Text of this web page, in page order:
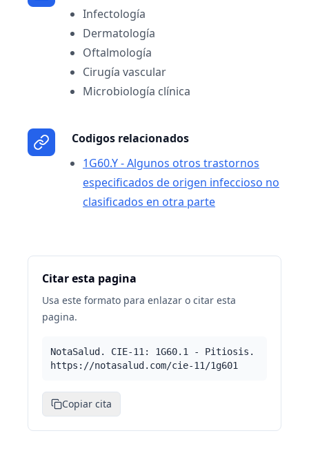
Infectología
Dermatología
Oftalmología
Cirugía vascular
Microbiología clínica
Codigos relacionados
1G60.Y - Algunos otros trastornos
especificados de origen infeccioso no
clasificados en otra parte
Citar esta pagina
Usa este formato para enlazar o citar esta
pagina.
NotaSalud. CIE-11: 1G60.1 - Pitiosis.
https://notasalud.com/cie-11/1g601
Copiar cita